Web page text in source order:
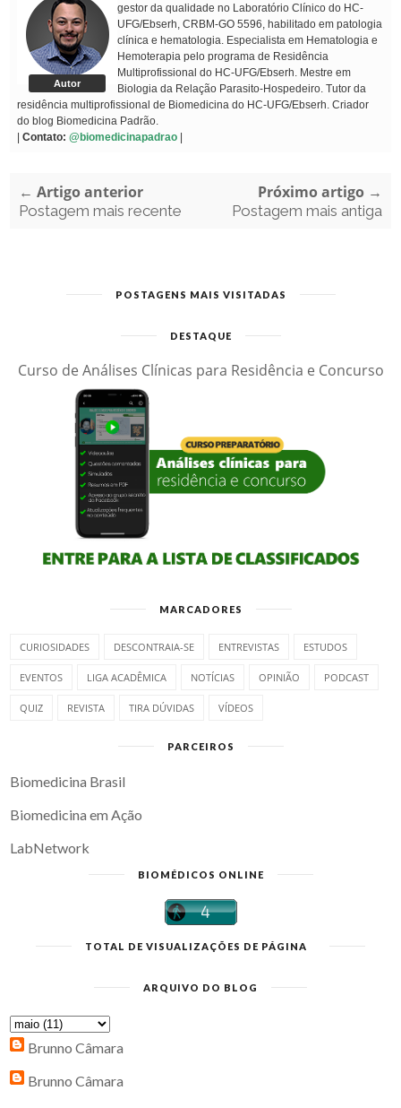
Autor
gestor da qualidade no Laboratório Clínico do HC-
UFG/Ebserh, CRBM-GO 5596, habilitado em patologia
clínica e hematologia. Especialista em Hematologia e
Hemoterapia pelo programa de Residência
Multiprofissional do HC-UFG/Ebserh. Mestre em
Biologia da Relação Parasito-Hospedeiro. Tutor da
residência multiprofissional de Biomedicina do HC-UFG/Ebserh. Criador
do blog Biomedicina Padrão.
| Contato: @biomedicinapadrao |
← Artigo anterior
Postagem mais recente
Próximo artigo →
Postagem mais antiga
POSTAGENS MAIS VISITADAS
DESTAQUE
Curso de Análises Clínicas para Residência e Concurso
MARCADORES
CURIOSIDADES DESCONTRAIA-SE ENTREVISTAS ESTUDOS
EVENTOS LIGA ACADÊMICA NOTÍCIAS OPINIÃO PODCAST
QUIZ REVISTA TIRA DÚVIDAS VÍDEOS
PARCEIROS
Biomedicina Brasil
Biomedicina em Ação
LabNetwork
BIOMÉDICOS ONLINE
TOTAL DE VISUALIZAÇÕES DE PÁGINA
ARQUIVO DO BLOG
Brunno Câmara
Brunno Câmara